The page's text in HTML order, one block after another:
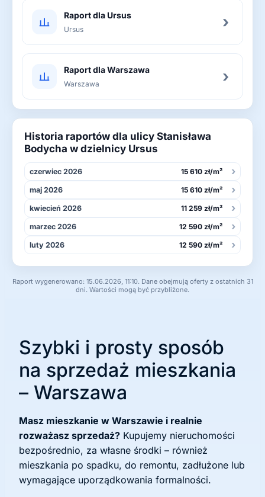
Raport dla Ursus
Ursus ›
Raport dla Warszawa
Warszawa ›
Historia raportów dla ulicy Stanisława
Bodycha w dzielnicy Ursus
czerwiec 2026 15 610 zł/m² ›
maj 2026 15 610 zł/m² ›
kwiecień 2026 11 259 zł/m² ›
marzec 2026 12 590 zł/m² ›
luty 2026 12 590 zł/m² ›
Raport wygenerowano: 15.06.2026, 11:10. Dane obejmują oferty z ostatnich 31
dni. Wartości mogą być przybliżone.
Szybki i prosty sposób
na sprzedaż mieszkania
– Warszawa
Masz mieszkanie w Warszawie i realnie
rozważasz sprzedaż? Kupujemy nieruchomości
bezpośrednio, za własne środki – również
mieszkania po spadku, do remontu, zadłużone lub
wymagające uporządkowania formalności.